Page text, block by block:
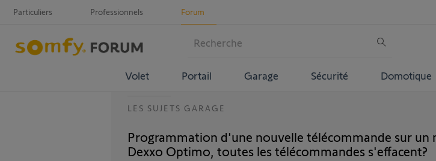
Particuliers Professionnels Forum
Volet Portail Garage Sécurité Domotique
LES SUJETS GARAGE
Programmation d'une nouvelle télécommande sur un
Dexxo Optimo, toutes les télécommandes s'effacent?